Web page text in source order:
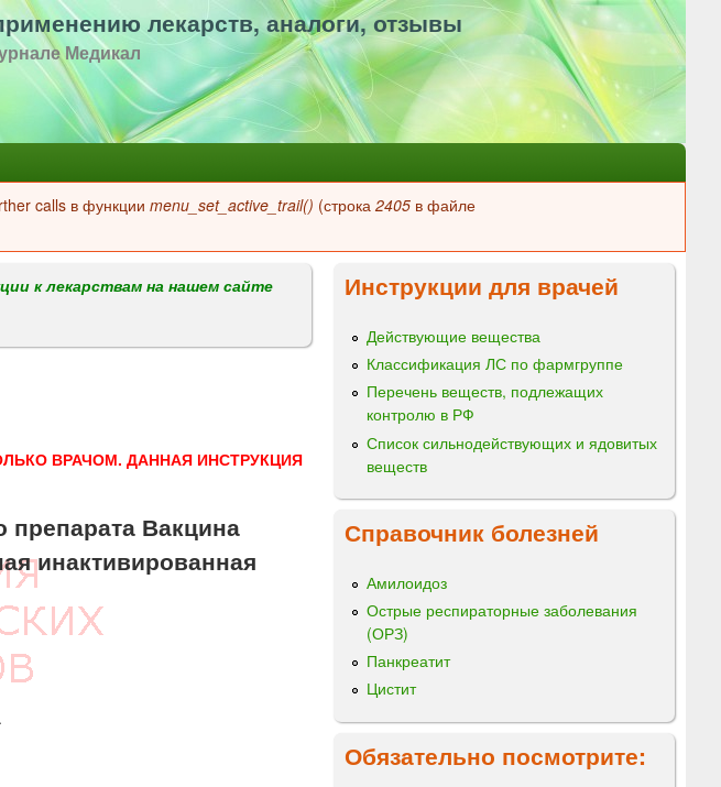
лекарств, аналоги, отзывы
Медикал
calls в функции menu_set_active_trail() (строка 2405 в файле
к лекарствам на нашем сайте
ВРАЧОМ. ДАННАЯ ИНСТРУКЦИЯ
Вакцина
инактивированная
Инструкции для врачей
Действующие вещества
Классификация ЛС по фармгруппе
Перечень веществ, подлежащих
контролю в РФ
Список сильнодействующих и ядовитых
веществ
Справочник болезней
Амилоидоз
Острые респираторные заболевания
(ОРЗ)
Панкреатит
Цистит
Обязательно посмотрите: